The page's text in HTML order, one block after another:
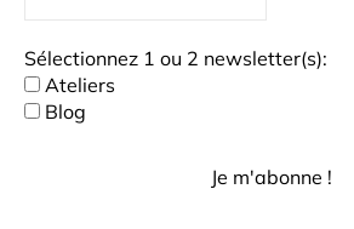
Sélectionnez 1 ou 2 newsletter(s):
Ateliers
Blog